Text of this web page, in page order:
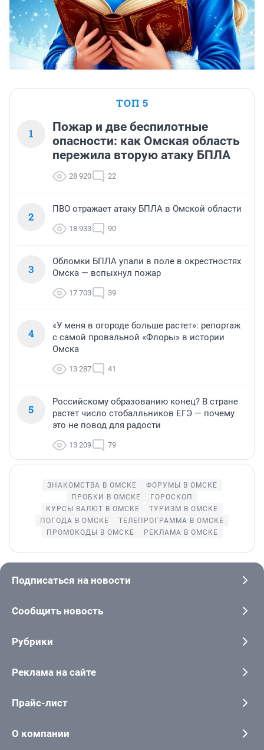
ТОП 5
1
Пожар и две беспилотные
опасности: как Омская область
пережила вторую атаку БПЛА
28 920 22
2
ПВО отражает атаку БПЛА в Омской области
18 933 90
3
Обломки БПЛА упали в поле в окрестностях
Омска — вспыхнул пожар
17 703 39
4
«У меня в огороде больше растет»: репортаж
с самой провальной «Флоры» в истории
Омска
13 287 41
5
Российскому образованию конец? В стране
растет число стобалльников ЕГЭ — почему
это не повод для радости
13 209 79
ЗНАКОМСТВА В ОМСКЕ
ФОРУМЫ В ОМСКЕ
ПРОБКИ В ОМСКЕ
ГОРОСКОП
КУРСЫ ВАЛЮТ В ОМСКЕ
ТУРИЗМ В ОМСКЕ
ПОГОДА В ОМСКЕ
ТЕЛЕПРОГРАММА В ОМСКЕ
ПРОМОКОДЫ В ОМСКЕ
РЕКЛАМА В ОМСКЕ
Подписаться на новости
Сообщить новость
Рубрики
Реклама на сайте
Прайс-лист
О компании